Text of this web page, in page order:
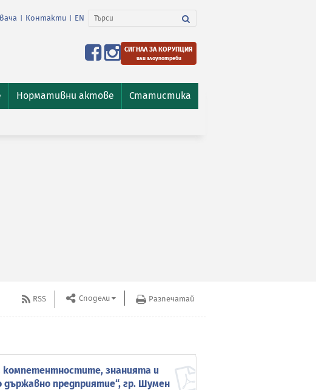
Контакти EN
СИГНАЛ ЗА КОРУПЦИЯ
или злоупотреби
Нормативни актове Статистика
RSS Сподели Разпечатай
компетентностите, знанията и
държавно предприятие“, гр. Шумен